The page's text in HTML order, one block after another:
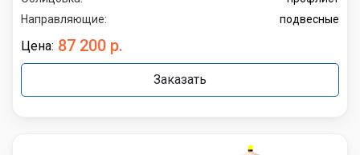
Направляющие:
подвесные
Цена: 87 200 р.
Заказать